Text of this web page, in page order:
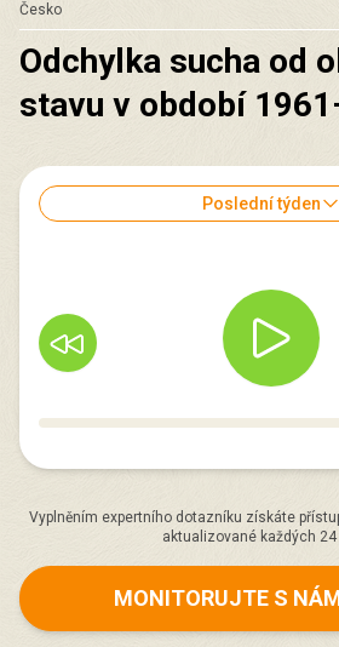
Česko
Odchylka sucha od
stavu v období
Poslední týden
Vyplněním expertního dotazníku získáte
aktualizované každých 24
MONITORUJTE S